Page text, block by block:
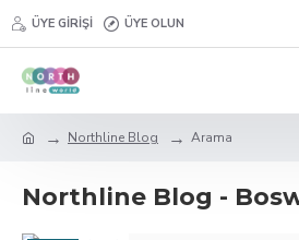
ÜYE GIRIŞI ÜYE OLUN
Northline Blog Arama
Northline Blog -